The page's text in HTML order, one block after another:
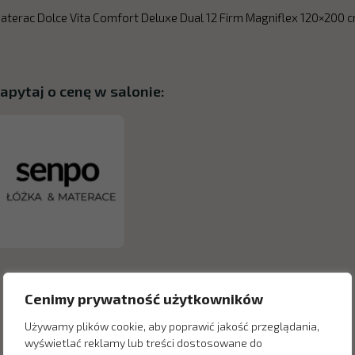
Cenimy prywatność użytkowników
Używamy plików cookie, aby poprawić jakość przeglądania,
wyświetlać reklamy lub treści dostosowane do
Dolce Vita Comfort Deluxe Dual 12 Firm Magniflex 120×200
o cenę w salonie: